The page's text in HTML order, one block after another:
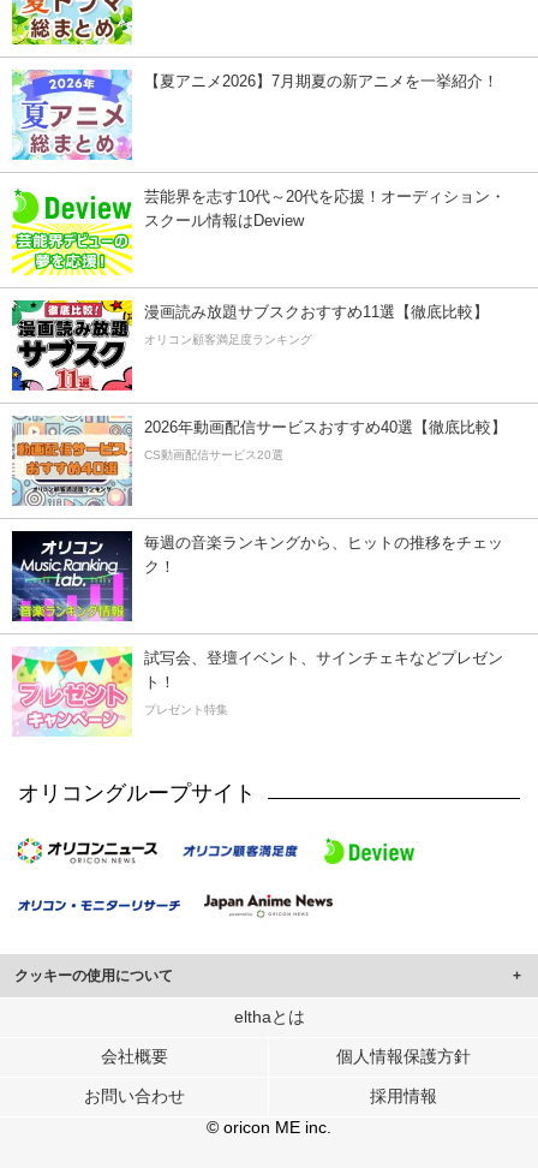
【夏アニメ2026】7月期夏の新アニメを一挙紹介！
芸能界を志す10代～20代を応援！オーディション・
スクール情報はDeview
漫画読み放題サブスクおすすめ11選【徹底比較】
オリコン顧客満足度ランキング
2026年動画配信サービスおすすめ40選【徹底比較】
CS動画配信サービス20選
毎週の音楽ランキングから、ヒットの推移をチェッ
ク！
試写会、登壇イベント、サインチェキなどプレゼン
ト！
プレゼント特集
オリコングループサイト
クッキーの使用について
このサイトでは Cookie を使用して、ユーザーに合わせたコンテンツや広告の
行っています。
メディアや広告配信、データ解析の各パートナーに提供しています。
各パートナーは、この情報とユーザーが各パートナーに提供した他の情報や、
ユーザーが各パートナーのサービスを使用したときに収集した他の情報を組み
elthaとは
会社概要 個人情報保護方針
お問い合わせ
採用情報
© oricon ME inc.